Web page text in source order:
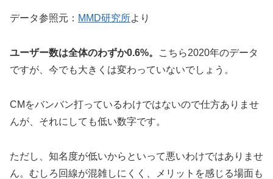
データ参照元： MMD研究所より
ユーザー数は全体のわずか0.6%。
こちら2020年のデータ
ですが、今でも大きくは変わっていないでしょう。
CMをバンバン打っているわけではないので仕方ありませ
んが、それにしても低い数字です。
ただし、知名度が低いからといって悪いわけではありませ
ん。むしろ回線が混雑しにくく、メリットを感じる場面も